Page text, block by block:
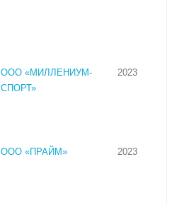
ООО «МИЛЛЕНИУМ-
СПОРТ»
2023
ООО «ПРАЙМ» 2023